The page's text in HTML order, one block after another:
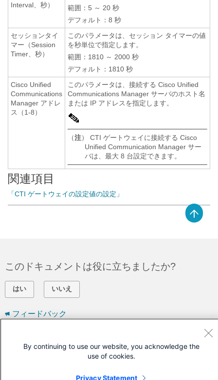
Interval、秒）
範囲：5 ～ 20 秒
デフォルト：8 秒
セッションタイ
マー（Session
Timer、秒）
このパラメータは、セッション タイマーの値
を秒単位で指定します。
範囲：1810 ～ 2000 秒
デフォルト：1810 秒
Cisco Unified
Communications
Manager アドレ
ス（1-8）
このパラメータは、接続する Cisco Unified
Communications Manager サーバのホスト名
または IP アドレスを指定します。
（注） CTI ゲートウェイに接続する Cisco
Unified Communication Manager サー
バは、最大 8 台設定できます。
関連項目
「CTI ゲートウェイの設定値の設定」
このドキュメントは役に立ちましたか?
はい いいえ
フィードバック
シスコに問い合わせ
サポート ケースをオープン
シスコ サービス契約が必要です。)
By continuing to use our website, you acknowledge the
use of cookies.
Privacy Statement